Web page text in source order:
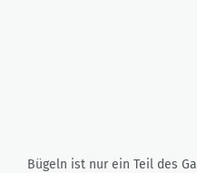
Bügeln ist nur ein Teil des